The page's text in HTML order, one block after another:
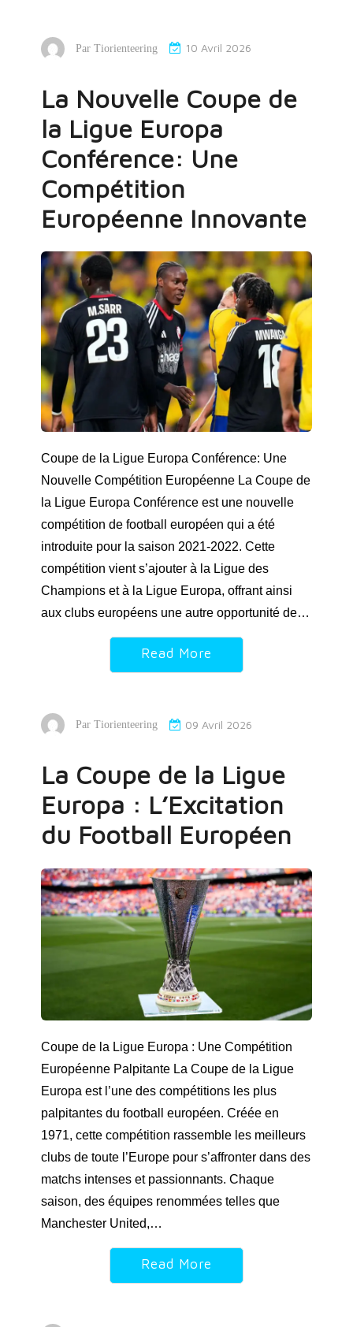
Par Tiorienteering 10 Avril 2026
La Nouvelle Coupe de
la Ligue Europa
Conférence: Une
Compétition
Européenne Innovante
Coupe de la Ligue Europa Conférence: Une
Nouvelle Compétition Européenne La Coupe de
la Ligue Europa Conférence est une nouvelle
compétition de football européen qui a été
introduite pour la saison 2021-2022. Cette
compétition vient s’ajouter à la Ligue des
Champions et à la Ligue Europa, offrant ainsi
aux clubs européens une autre opportunité de…
Read More
Par Tiorienteering 09 Avril 2026
La Coupe de la Ligue
Europa : L’Excitation
du Football Européen
Coupe de la Ligue Europa : Une Compétition
Européenne Palpitante La Coupe de la Ligue
Europa est l’une des compétitions les plus
palpitantes du football européen. Créée en
1971, cette compétition rassemble les meilleurs
clubs de toute l’Europe pour s’affronter dans des
matchs intenses et passionnants. Chaque
saison, des équipes renommées telles que
Manchester United,…
Read More